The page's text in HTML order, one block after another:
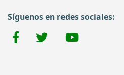
Síguenos en redes sociales: